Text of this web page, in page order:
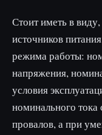
Стоит иметь в
источников
режима работы:
напряжения,
условия
номинального
провалов, а при